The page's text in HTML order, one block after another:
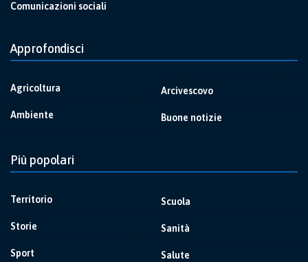
Comunicazioni sociali
Approfondisci
Agricoltura
Ambiente
Arcivescovo
Buone notizie
Più popolari
Territorio
Storie
Sport
Scuola
Sanità
Salute